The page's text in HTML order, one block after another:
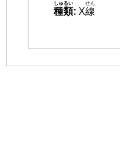
種類
しゅるい
: X線
せん